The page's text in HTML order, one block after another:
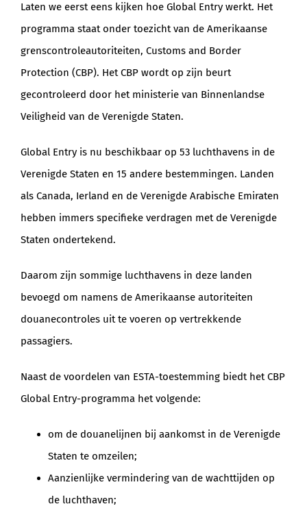
Laten we eerst eens kijken hoe Global Entry werkt. Het
programma staat onder toezicht van de Amerikaanse
grenscontroleautoriteiten, Customs and Border
Protection (CBP). Het CBP wordt op zijn beurt
gecontroleerd door het ministerie van Binnenlandse
Veiligheid van de Verenigde Staten.
Global Entry is nu beschikbaar op 53 luchthavens in de
Verenigde Staten en 15 andere bestemmingen. Landen
als Canada, Ierland en de Verenigde Arabische Emiraten
hebben immers specifieke verdragen met de Verenigde
Staten ondertekend.
Daarom zijn sommige luchthavens in deze landen
bevoegd om namens de Amerikaanse autoriteiten
douanecontroles uit te voeren op vertrekkende
passagiers.
Naast de voordelen van ESTA-toestemming biedt het CBP
Global Entry-programma het volgende:
om de douanelijnen bij aankomst in de Verenigde
Staten te omzeilen;
Aanzienlijke vermindering van de wachttijden op
de luchthaven;